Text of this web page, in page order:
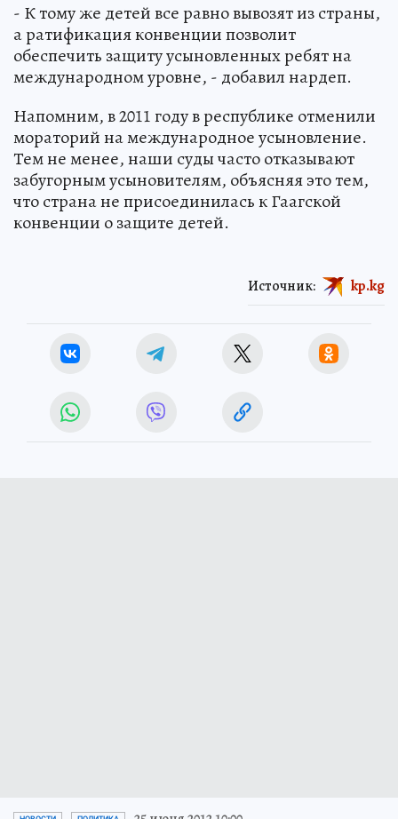
- К тому же детей все равно вывозят из страны,
а ратификация конвенции позволит
обеспечить защиту усыновленных ребят на
международном уровне, - добавил нардеп.
Напомним, в 2011 году в республике отменили
мораторий на международное усыновление.
Тем не менее, наши суды часто отказывают
забугорным усыновителям, объясняя это тем,
что страна не присоединилась к Гаагской
конвенции о защите детей.
Источник: kp.kg